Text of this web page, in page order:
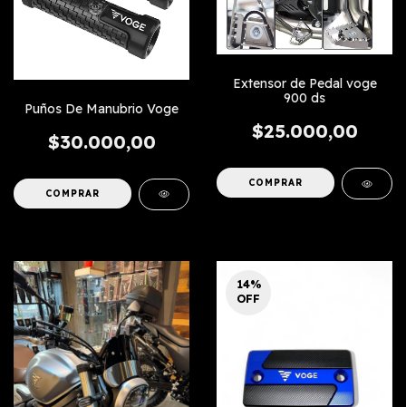
Puños De Manubrio Voge
$30.000,00
COMPRAR
Extensor de Pedal voge
900 ds
$25.000,00
COMPRAR
14%
OFF